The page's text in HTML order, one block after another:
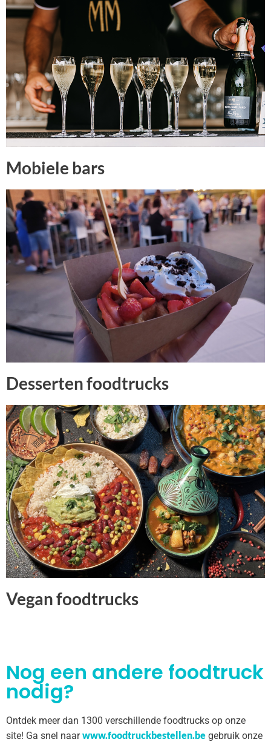
Mobiele bars
Desserten foodtrucks
Vegan foodtrucks
Nog een andere foodtruck
nodig?
Ontdek meer dan 1300 verschillende foodtrucks op onze
site! Ga snel naarwww.foodtruckbestellen.be gebruik onze